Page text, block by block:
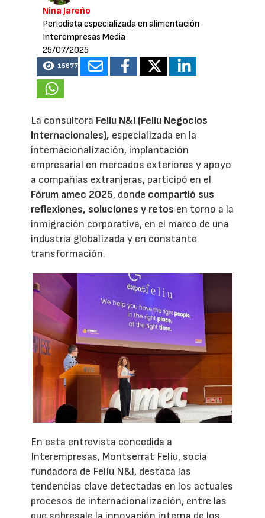
Nina Jareño
Periodista especializada en alimentación ·
Interempresas Media
25/07/2025
15677
La consultora Feliu N&I (Feliu Negocios
Internacionales), especializada en la
internacionalización, implantación
empresarial en mercados exteriores y apoyo
a compañías extranjeras, participó en el
Fórum amec 2025, donde compartió sus
reflexiones, soluciones y retos en torno a la
inmigración corporativa, en el marco de una
industria globalizada y en constante
transformación.
En esta entrevista concedida a
Interempresas, Montserrat Feliu, socia
fundadora de Feliu N&I, destaca las
tendencias clave detectadas en los actuales
procesos de internacionalización, entre las